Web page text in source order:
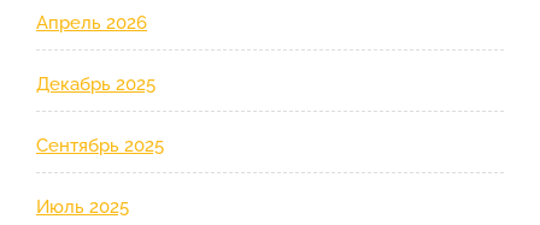
Апрель 2026
Декабрь 2025
Сентябрь 2025
Июль 2025